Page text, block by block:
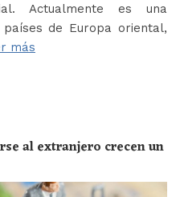
Actualmente es una
de Europa oriental,
más
al extranjero crecen un